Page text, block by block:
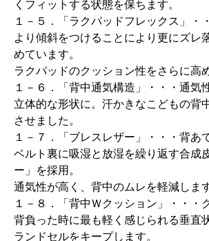
くフィットする状態を保ちます。
１－５．「ラクパッドフレックス」・
より傾斜をつけることにより更にズレ
めています。
ラクパッドのクッション性をさらに高
１－６．「背中通気構造」・・・通気
立体的な形状に。汗かきなこどもの背
させました。
１－７．「ブレスレザー」・・・背あ
ベルト裏に吸湿と放湿を繰り返す合成
ー」を採用。
通気性が高く、背中のムレを軽減します
１－８．「背中Ｗクッション」・・・
背負った時に最も軽く感じられる垂直
ランドセルをキープします。